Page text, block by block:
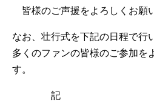
皆様のご声援をよろしくお願
なお、壮行式を下記の日程で行
多くのファンの皆様のご参加を
す。
記